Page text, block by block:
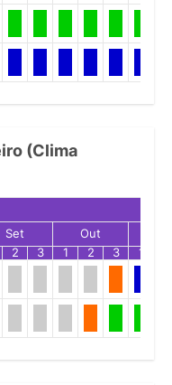
(Clima
Set Out
2 3 1 2 3 1